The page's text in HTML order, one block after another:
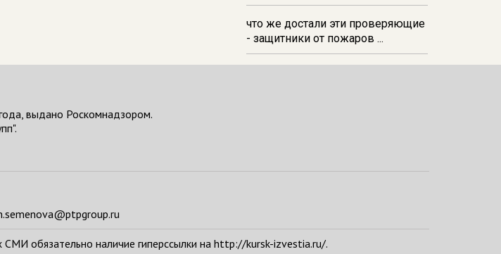
что же достали эти проверяющие
- защитники от пожаров ...
выдано Роскомнадзором.
СМИ обязательно наличие гиперссылки на http://kursk-izvestia.ru/.